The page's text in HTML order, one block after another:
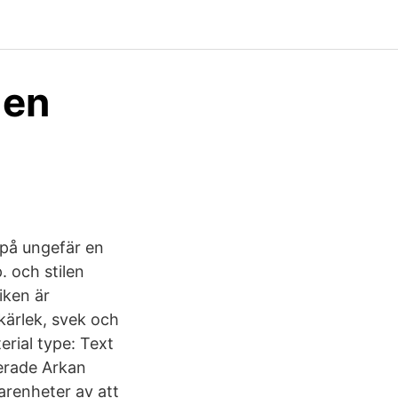
ungefär en
och stilen
är
svek och
type: Text
Arkan
av att